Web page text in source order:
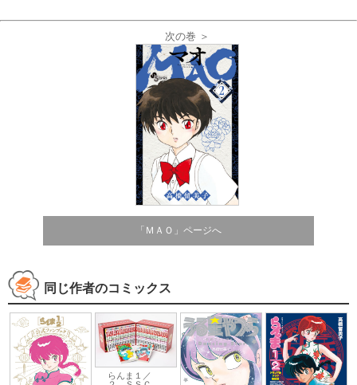
次の巻 ＞
「ＭＡＯ」ページへ
同じ作者のコミックス
らんま１／